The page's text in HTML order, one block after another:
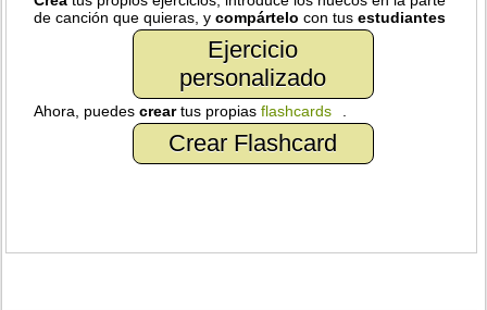
de canción que quieras, ycompártelo con tusestudiantes
Ejercicio
personalizado
Ahora, puedescreartus propiasflashcards
Crear Flashcard